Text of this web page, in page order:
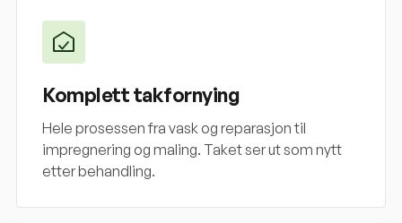
Komplett takfornying
Hele prosessen fra vask og reparasjon til
impregnering og maling. Taket ser ut som nytt
etter behandling.